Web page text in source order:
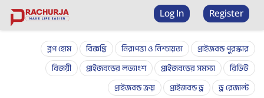
Log In Register
ব্লগ হোম বিজ্ঞপ্তি নিরাপত্তা ও নিশ্চায়তা
প্রাইজবন্ড পুরস্কার
বিজয়ী
প্রাইজবন্ডের লভ্যাংশ প্রাইজবন্ডের সমস্যা
রিভিউ
প্রাইজবন্ড ক্রয়
প্রাইজবন্ড ড্র ড্র রেজাল্ট